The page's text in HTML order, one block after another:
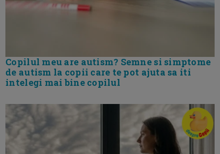
Copilul meu are autism? Semne si simptome
de autism la copii care te pot ajuta sa iti
intelegi mai bine copilul